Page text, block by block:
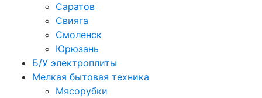
Саратов
Свияга
Смоленск
Юрюзань
Б/У электроплиты
Мелкая бытовая техника
Мясорубки